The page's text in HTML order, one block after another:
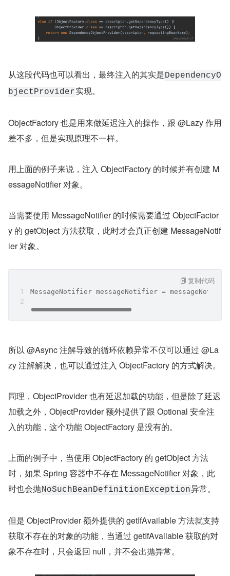
从这段代码也可以看出，最终注入的其实是DependencyO
bjectProvider实现。
ObjectFactory 也是用来做延迟注入的操作，跟 @Lazy 作用
差不多，但是实现原理不一样。
用上面的例子来说，注入 ObjectFactory 的时候并有创建 M
essageNotifier 对象。
当需要使用 MessageNotifier 的时候需要通过 ObjectFactor
y 的 getObject 方法获取，此时才会真正创建 MessageNotif
ier 对象。
MessageNotifier messageNotifier =
复制代码
所以 @Async 注解导致的循环依赖异常不仅可以通过 @La
zy 注解解决，也可以通过注入 ObjectFactory 的方式解决。
同理，ObjectProvider 也有延迟加载的功能，但是除了延迟
加载之外，ObjectProvider 额外提供了跟 Optional 安全注
入的功能，这个功能 ObjectFactory 是没有的。
上面的例子中，当使用 ObjectFactory 的 getObject 方法
时，如果 Spring 容器中不存在 MessageNotifier 对象，此
时也会抛NoSuchBeanDefinitionException异常。
但是 ObjectProvider 额外提供的 getIfAvailable 方法就支持
获取不存在的对象的功能，当通过 getIfAvailable 获取的对
象不存在时，只会返回 null，并不会出抛异常。